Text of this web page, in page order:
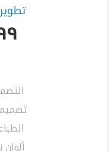
ألوان